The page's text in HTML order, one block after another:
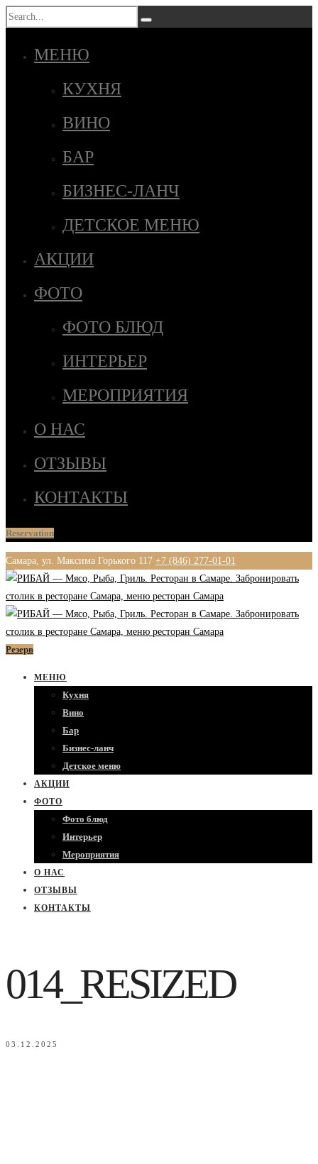
МЕНЮ
КУХНЯ
ВИНО
БАР
БИЗНЕС-ЛАНЧ
ДЕТСКОЕ МЕНЮ
АКЦИИ
ФОТО
ФОТО БЛЮД
ИНТЕРЬЕР
МЕРОПРИЯТИЯ
О НАС
ОТЗЫВЫ
КОНТАКТЫ
Reservation
Самара, ул. Максима Горького 117 +7 (846) 277-01-01
Резерв
МЕНЮ
Кухня
Вино
Бар
Бизнес-ланч
Детское меню
АКЦИИ
ФОТО
Фото блюд
Интерьер
Мероприятия
О НАС
ОТЗЫВЫ
КОНТАКТЫ
014_RESIZED
03.12.2025